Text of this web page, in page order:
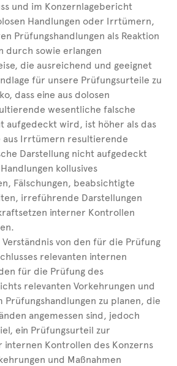
und im Konzernlagebericht
Handlungen oder Irrtümern,
Prüfungshandlungen als Reaktion
durch sowie erlangen
die ausreichend und geeignet
für unsere Prüfungsurteile zu
dass eine aus dolosen
wesentliche falsche
aufgedeckt wird, ist höher als das
aus Irrtümern resultierende
Darstellung nicht aufgedeckt
kollusives
Fälschungen, beabsichtigte
irreführende Darstellungen
interner Kontrollen
von den für die Prüfung
relevanten internen
für die Prüfung des
relevanten Vorkehrungen und
Prüfungshandlungen zu planen, die
angemessen sind, jedoch
ein Prüfungsurteil zur
internen Kontrollen des Konzerns
und Maßnahmen